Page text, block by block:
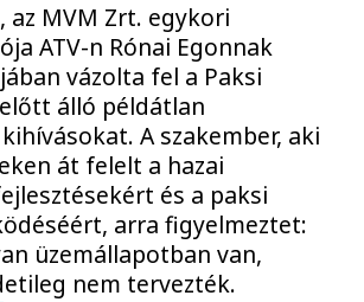
az MVM Zrt. egykori
ATV-n Rónai Egonnak
vázolta fel a Paksi
álló példátlan
A szakember, aki
át felelt a hazai
és a paksi
arra figyelmeztet:
üzemállapotban van,
nem tervezték.